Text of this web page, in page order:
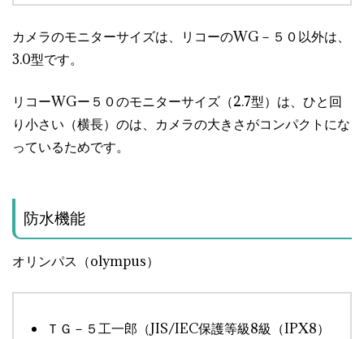
カメラのモニターサイズは、リコーのWG－５０以外は、
3.0型です。
リコーWGー５０のモニターサイズ（2.7型）は、ひと回
り小さい（横長）のは、カメラの大きさがコンパクトにな
っているためです。
防水機能
オリンパス（olympus）
ＴＧ－５工一郎（JIS/IEC保護等級8級（IPX8）